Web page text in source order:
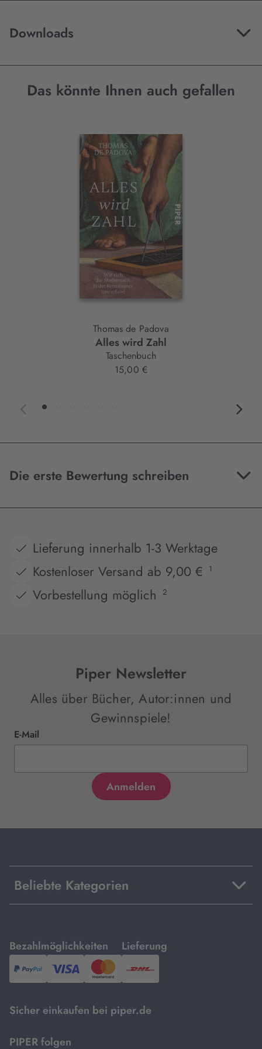
Downloads
Das könnte Ihnen auch gefallen
Interaktives
Thomas de Padova
Alles wird Zahl
Taschenbuch
15,00 €
Die erste Bewertung schreiben
Lieferung innerhalb 1-3 Werktage
Kostenloser Versand ab 9,00 €
1
Vorbestellung möglich 2
Piper Newsletter
Alles über Bücher, Autor:innen und
Gewinnspiele!
E-Mail
Beliebte Kategorien
Bezahlmöglichkeiten
mit
PayPal,Visa
und
Lieferung
mit
DHL.
Sicher einkaufen bei piper.de
PIPER folgen